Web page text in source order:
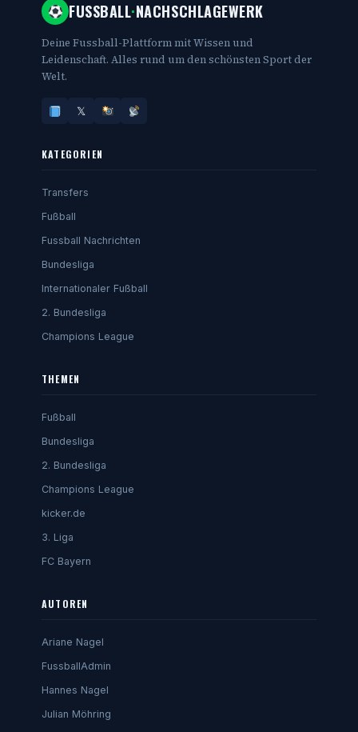
FUSSBALL·NACHSCHLAGEWERK
Deine Fussball-Plattform mit Wissen und
Leidenschaft. Alles rund um den schönsten Sport der
Welt.
𝕏
KATEGORIEN
Transfers
Fußball
Fussball Nachrichten
Bundesliga
Internationaler Fußball
2. Bundesliga
Champions League
THEMEN
Fußball
Bundesliga
2. Bundesliga
Champions League
kicker.de
3. Liga
FC Bayern
AUTOREN
Ariane Nagel
FussballAdmin
Hannes Nagel
Julian Möhring